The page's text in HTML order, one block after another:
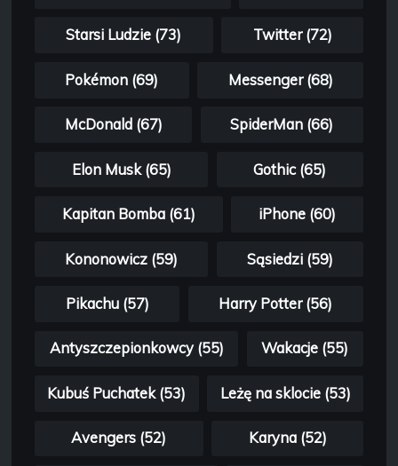
Starsi Ludzie (73) Twitter (72)
Pokémon (69) Messenger (68)
McDonald (67) SpiderMan (66)
Elon Musk (65) Gothic (65)
Kapitan Bomba (61) iPhone (60)
Kononowicz (59) Sąsiedzi (59)
Pikachu (57) Harry Potter (56)
Antyszczepionkowcy (55) Wakacje (55)
Kubuś Puchatek (53) Leżę na sklocie (53)
Avengers (52) Karyna (52)